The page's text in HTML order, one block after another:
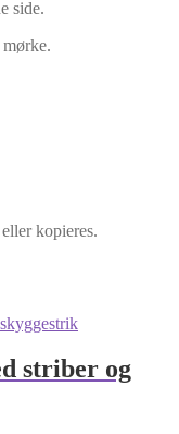
side.
kopieres.
striber og